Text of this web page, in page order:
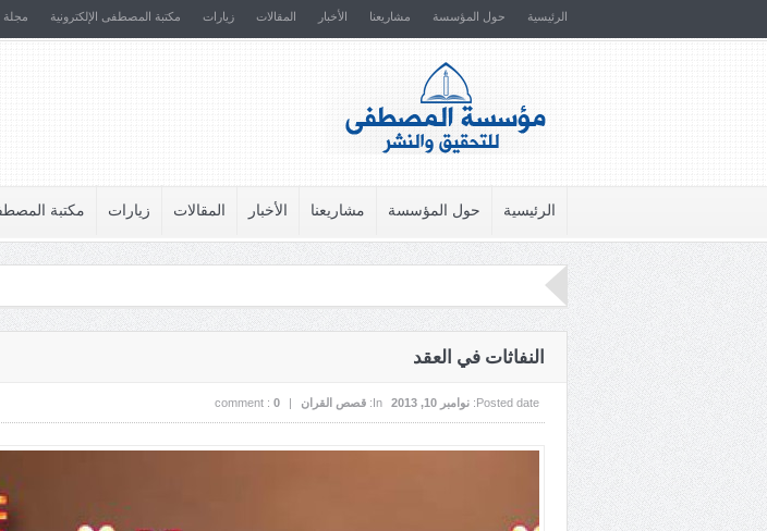
الرئيسية حول المؤسسة مشاريعنا الأخبار المقالات زيارات مكتبة المصطفى الإلكترونية
الرئيسية حول المؤسسة مشاريعنا الأخبار المقالات زيارات مكتبة
النفاثات في العقد
Posted date: نوامبر 10, 2013 In: قصص القران |
comment : 0